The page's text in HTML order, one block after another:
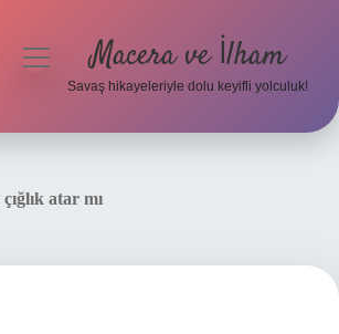
menüyüMacera ve İlham
Savaş hikayeleriyle dolu keyifli yolculuk!
atar mı